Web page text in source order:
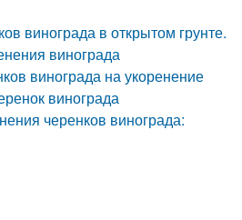
винограда в открытом грунте.
винограда
винограда на укоренение
винограда
черенков винограда: